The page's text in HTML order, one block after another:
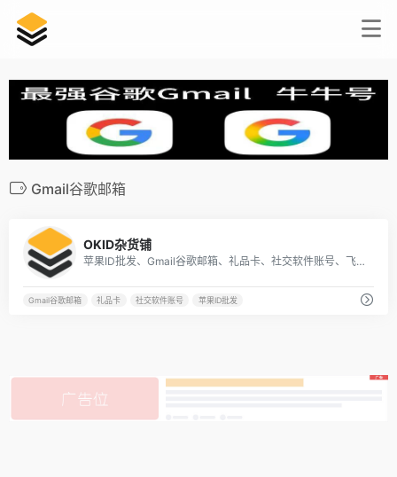
Gmail谷歌邮箱
OKID杂货铺
苹果ID批发、Gmail谷歌邮箱、礼品卡、社交软件账号、飞机号批发零售。
Gmail谷歌邮箱 礼品卡 社交软件账号 苹果ID批发